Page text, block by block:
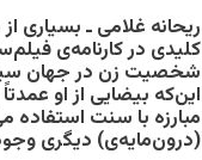
ریحانه غلامی ـ بسیاری
کلیدی در کارنامه‌ی
شخصیت زن در جهان
این‌که بیضایی از او
مبارزه با سنت استفاده
(درون‌مایه‌ی) دیگری وجود